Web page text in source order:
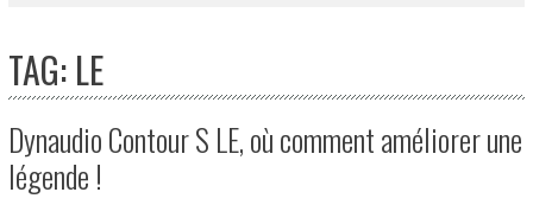
TAG: LE
Dynaudio Contour S LE, où comment améliorer une
légende !